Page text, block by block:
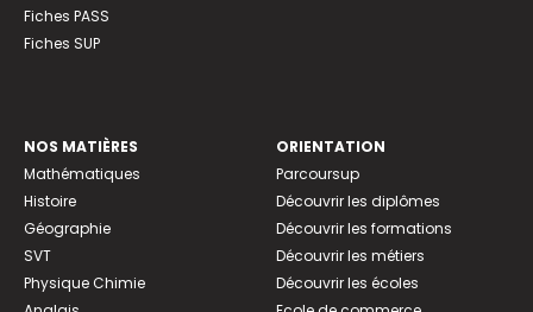
Fiches PASS
Fiches SUP
NOS MATIÈRES
Mathématiques
Histoire
Géographie
SVT
Physique Chimie
ORIENTATION
Parcoursup
Découvrir les diplômes
Découvrir les formations
Découvrir les métiers
Découvrir les écoles